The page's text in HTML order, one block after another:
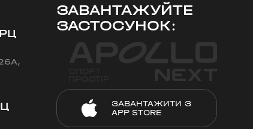
ЗАВАНТАЖУЙТЕ
ЗАСТОСУНОК:
ЗАВАНТАЖИТИ З
APP STORE